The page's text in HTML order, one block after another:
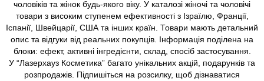
чоловіків та жінок будь-якого віку. У каталозі жіночі та чоловічі
товари з високим ступенем ефективності з Ізраїлю, Франції,
Іспанії, Швейцарії, США та інших країн. Товари мають детальний
опис та відгуки від реальних покупців. Інформація поділена на
блоки: ефект, активні інгредієнти, склад, спосіб застосування.
У “Лазерхауз Косметика” багато унікальних акцій, подарунків та
розпродажів. Підпишіться на розсилку, щоб дізнаватися